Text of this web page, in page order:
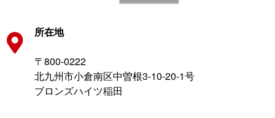
所在地
〒800-0222
北九州市小倉南区中曽根3-10-20-1号
ブロンズハイツ稲田